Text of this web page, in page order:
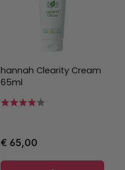
hannah Clearity Cream
65ml
€ 65,00